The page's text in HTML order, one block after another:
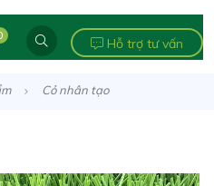
Hỗ trợ tư vấn
Cỏ nhân tạo